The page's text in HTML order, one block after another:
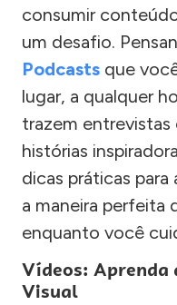
consumir
um desafio.
Podcasts que
lugar, a qualquer
trazem entrevistas
histórias
dicas práticas para
a maneira perfeita
enquanto você
Vídeos: Aprenda
Visual